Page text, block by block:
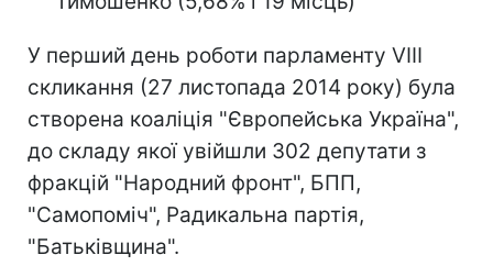
У перший день роботи парламенту VIII
скликання (27 листопада 2014 року) була
створена коаліція "Європейська Україна",
до складу якої увійшли 302 депутати з
фракцій "Народний фронт", БПП,
"Самопоміч", Радикальна партія,
"Батьківщина".